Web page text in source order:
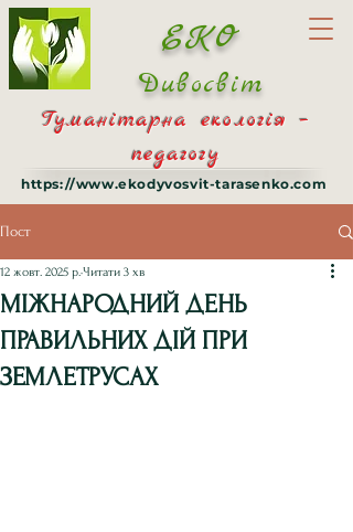
ЕКО
Дивосвіт
https://www.ekodyvosvit-tarasenko.com
Гуманітарна екологія –
педагогу
Пост
МІЖНАРОДНИЙ ДЕНЬ
ПРАВИЛЬНИХ ДІЙ ПРИ
ЗЕМЛЕТРУСАХ
12 жовт. 2025 р.Читати 3 хв